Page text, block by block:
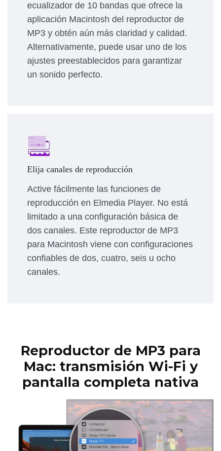
ecualizador de 10 bandas que ofrece la
aplicación Macintosh del reproductor de
MP3 y obtén aún más claridad y calidad.
Alternativamente, puede usar uno de los
ajustes preestablecidos para garantizar
un sonido perfecto.
Elija canales de reproducción
Active fácilmente las funciones de
reproducción en Elmedia Player. No está
limitado a una configuración básica de
dos canales. Este reproductor de MP3
para Macintosh viene con configuraciones
confiables de dos, cuatro, seis u ocho
canales.
Reproductor de MP3 para
Mac: transmisión Wi-Fi y
pantalla completa nativa